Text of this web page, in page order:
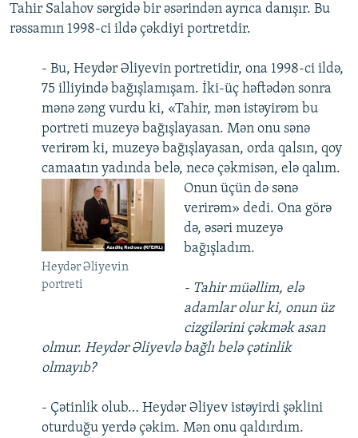
Tahir Salahov sərgidə bir əsərindən ayrıca danışır. Bu
rəssamın 1998-ci ildə çəkdiyi portretdir.
- Bu, Heydər Əliyevin portretidir, ona 1998-ci ildə,
75 illiyində bağışlamışam. İki-üç həftədən sonra
mənə zəng vurdu ki, «Tahir, mən istəyirəm bu
portreti muzeyə bağışlayasan. Mən onu sənə
verirəm ki, muzeyə bağışlayasan, orda qalsın, qoy
camaatın yadında belə, necə çəkmisən, elə qalım.
Heydər Əliyevin
portreti
Onun üçün də sənə
verirəm» dedi. Ona görə
də, əsəri muzeyə
bağışladım.
- Tahir müəllim, elə
adamlar olur ki, onun üz
cizgilərini çəkmək asan
olmur. Heydər Əliyevlə bağlı belə çətinlik
olmayıb?
- Çətinlik olub… Heydər Əliyev istəyirdi şəklini
oturduğu yerdə çəkim. Mən onu qaldırdım.